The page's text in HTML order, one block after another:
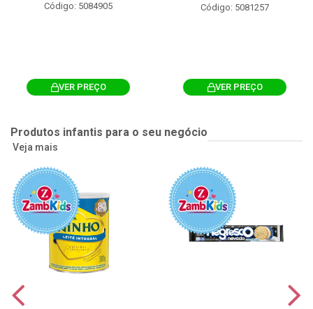
Código: 5084905
VER PREÇO
Código: 5081257
VER PREÇO
Produtos infantis para o seu negócio
Veja mais